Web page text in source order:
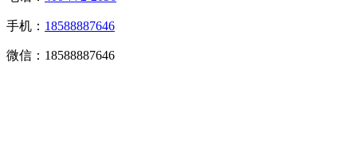
手机： 18588887646
微信：18588887646